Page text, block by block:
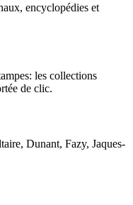
encyclopédies et
les collections
de clic.
Dunant, Fazy, Jaques-